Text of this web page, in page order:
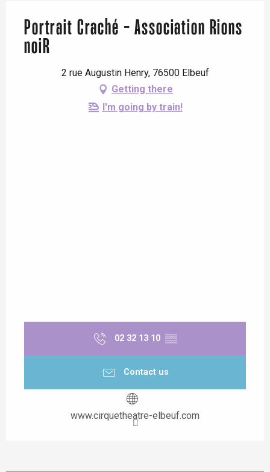
Portrait Craché - Association Rions
noiR
2 rue Augustin Henry, 76500 Elbeuf
Getting there
I'm going by train!
02 32 13 10 ▒▒
Contact us
www.cirquetheatre-elbeuf.com